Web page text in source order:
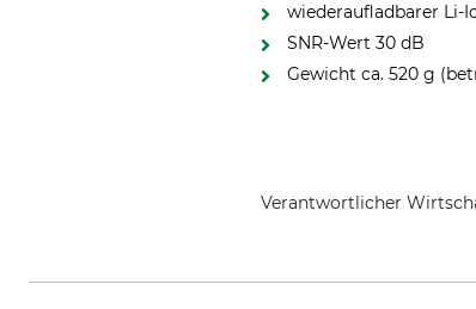
wiederaufladbarer Li-
SNR-Wert 30 dB
Gewicht ca. 520 g
Verantwortlicher